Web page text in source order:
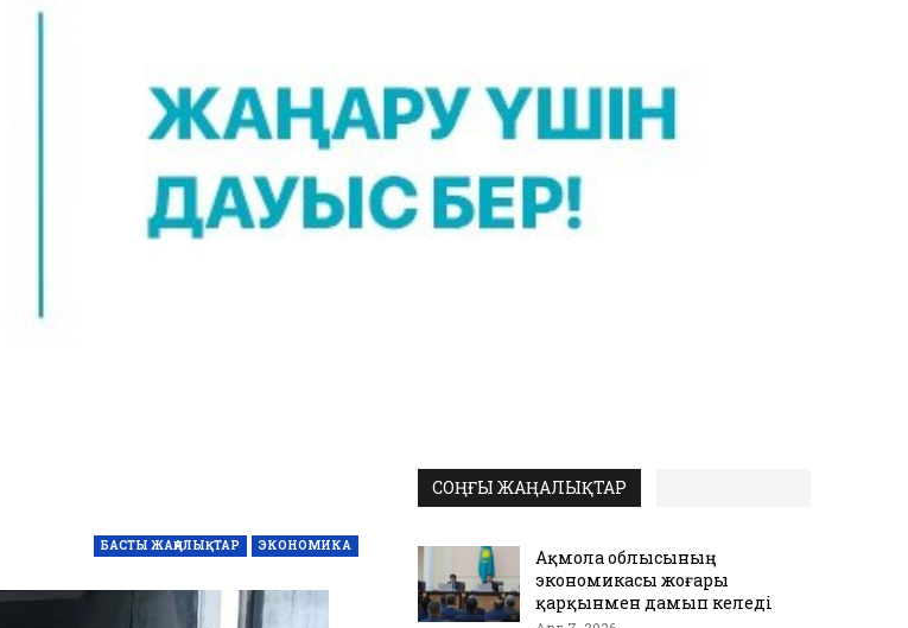
БАСТЫ ЖАҢАЛЫҚТАР ЭКОНОМИКА
СОҢҒЫ ЖАҢАЛЫҚТАР
Ақмола облысының
экономикасы жоғары
қарқынмен дамып келеді